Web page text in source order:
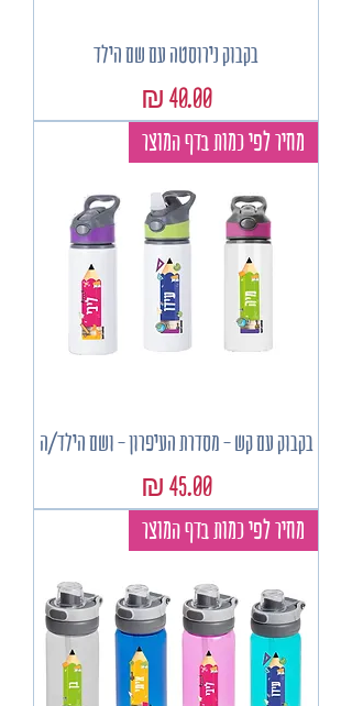
בקבוק נירוסטה עם שם הילד
מחיר‏40.00 ‏₪
מחיר לפי כמות בדף המוצר
בקבוק עם קש - מסדרת העיפרון - ושם הילד/ה
מחיר‏45.00 ‏₪
מחיר לפי כמות בדף המוצר